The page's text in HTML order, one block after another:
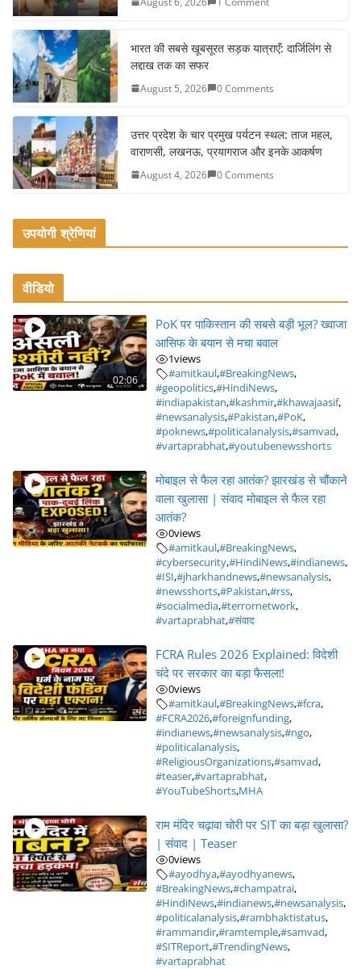
o
o
k
भारत की सबसे खूबसूरत सड़क यात्राएँ: दार्जिलिंग से
लद्दाख तक का सफर
August 5, 2026 0 Comments
उत्तर प्रदेश के चार प्रमुख पर्यटन स्थल: ताज महल,
वाराणसी, लखनऊ, प्रयागराज और इनके आकर्षण
August 4, 2026 0 Comments
उपयोगी श्रेणियां
वीडियो
02:06
PoK पर पाकिस्तान की सबसे बड़ी भूल? ख्वाजा
आसिफ के बयान से मचा बवाल
1views
#amitkaul,#BreakingNews,
#geopolitics,#HindiNews,
#indiapakistan,#kashmir,#khawajaasif,
#newsanalysis,#Pakistan,#PoK,
#poknews,#politicalanalysis,#samvad,
#vartaprabhat,#youtubenewsshorts
मोबाइल से फैल रहा आतंक? झारखंड से चौंकाने
वाला खुलासा | संवाद मोबाइल से फैल रहा
आतंक?
0views
#amitkaul,#BreakingNews,
#cybersecurity,#HindiNews,#indianews,
#ISI,#jharkhandnews,#newsanalysis,
#newsshorts,#Pakistan,#rss,
#socialmedia,#terrornetwork,
#vartaprabhat,#संवाद
FCRA Rules 2026 Explained: विदेशी
चंदे पर सरकार का बड़ा फैसला!
0views
#amitkaul,#BreakingNews,#fcra,
#FCRA2026,#foreignfunding,
#indianews,#newsanalysis,#ngo,
#politicalanalysis,
#ReligiousOrganizations,#samvad,
#teaser,#vartaprabhat,
#YouTubeShorts,MHA
राम मंदिर चढ़ावा चोरी पर SIT का बड़ा खुलासा?
| संवाद | Teaser
0views
#ayodhya,#ayodhyanews,
#BreakingNews,#champatrai,
#HindiNews,#indianews,#newsanalysis,
#politicalanalysis,#rambhaktistatus,
#rammandir,#ramtemple,#samvad,
#SITReport,#TrendingNews,
#vartaprabhat